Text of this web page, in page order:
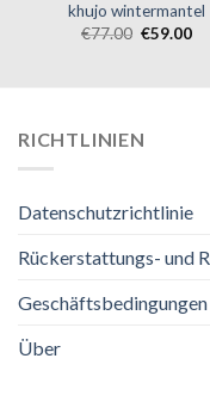
khujo wintermantel
€77.00 €59.00
RICHTLINIEN
Datenschutzrichtlinie
Rückerstattungs- und
Geschäftsbedingungen
Über